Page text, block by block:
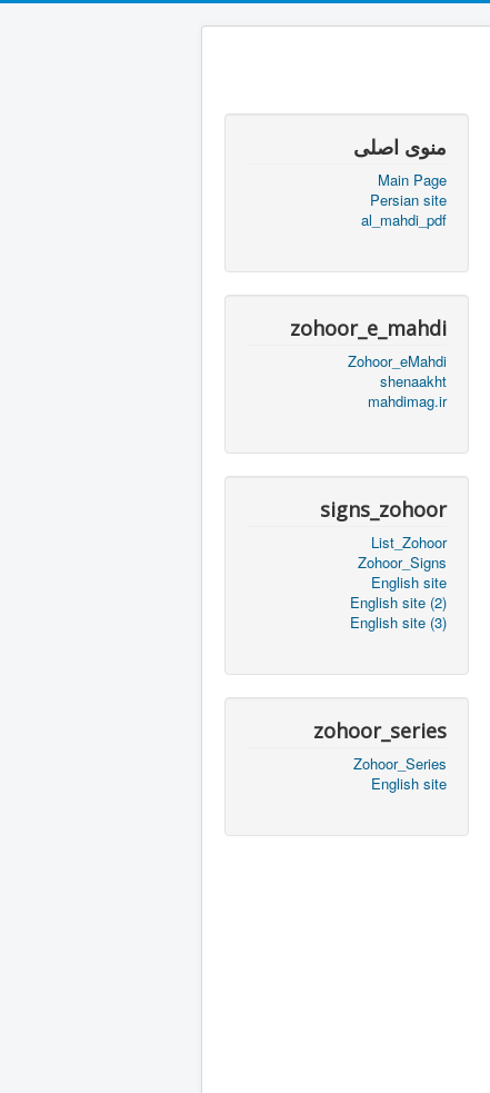
منوی اصلی
Main Page
Persian site
al_mahdi_pdf
zohoor_e_mahdi
Zohoor_eMahdi
shenaakht
mahdimag.ir
signs_zohoor
List_Zohoor
Zohoor_Signs
English site
English site (2)
English site (3)
zohoor_series
Zohoor_Series
English site